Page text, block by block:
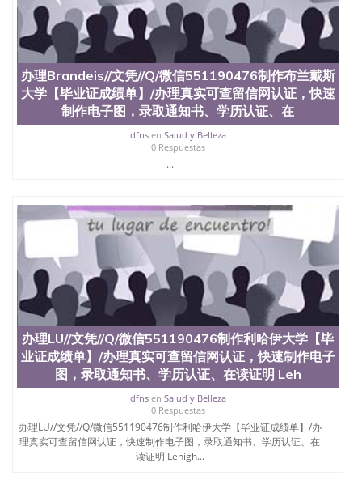
University）圣何塞州立大学成绩单（ San Jose State
University）圣何塞州立大学成绩单（San Jose State
University）成绩单圣何塞州立大学文凭（San Jose
State University）圣何塞州立大学（San Jose State
University）圣何塞州立大学（San Jose State
University）圣何塞州立大学（ San Jose State
University）圣何塞州立大学（San Jose State
University）圣何塞州立大学文凭（San Jose State
University）圣何塞州立大学文凭（San Jose State
University）文凭圣何塞州立大学文凭（San Jose
State University）圣 塞州立大学学历（San Jose
State University）圣何塞州立大学（San Jose State
University）圣何塞州立大学（San Jose State
University）圣何塞州立大学（San Jose State
University）圣何塞州立大学（San Jose State
University）圣何塞州立大学学位证（San Jose State
University）圣何塞州立大学学位证（San Jose State
University）圣何塞州立大学学位证（San Jose State
University）圣何塞州立大学（San Jose State
University）圣何塞州立大学（San Jose State
University）圣何塞州立大学（San Jose State
University）圣何塞州立大学（San Jose State
University）圣何塞州立大学学位证（San Jose State
University）圣何塞州立大学学位证（San Jose State
University）圣何塞州立大学结业证（San Jose State
University）圣何塞州立大学结业证（San Jose State
University）圣何塞州立大学结业证（San Jose State
University）圣何塞州立大学学位证（San Jose State
办理Brandeis//文凭//Q/微信551190476制作布兰戴斯
大学【毕业证成绩单】/办理真实可查留信网认证，快速
制作电子图，录取通知书、学历认证、在
dfnsen Salud y Belleza
0 Respuestas
...
办理LU//文凭//Q/微信551190476制作利哈伊大学【毕
业证成绩单】/办理真实可查留信网认证，快速制作电子
图，录取通知书、学历认证、在读证明 Leh
dfnsen Salud y Belleza
0 Respuestas
办理LU//文凭//Q/微信551190476制作利哈伊大学【毕业证成绩单】/办
理真实可查留信网认证，快速制作电子图，录取通知书、学历认证、在
读证明 Lehigh...